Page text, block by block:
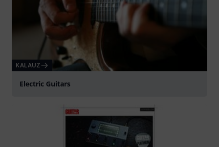
KALAUZ
Electric Guitars